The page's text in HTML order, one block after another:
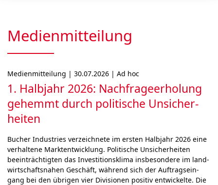
Medienmitteilung
Medienmitteilung | 30.07.2026 | Ad hoc
1. Halbjahr 2026: Nach­frage­erholung
gehemmt durch poli­ti­sche Unsicher­
heiten
Bucher Industries ver­zeich­ne­te im ers­ten Halb­jahr 2026 eine
ver­hal­tene Marktent­wick­lung. Politische Unsi­cher­hei­ten
beein­träch­tigten das Inves­titions­klima ins­be­son­de­re im land­
wirt­schafts­nahen Geschäft, wäh­rend sich der Auf­trags­ein­
gang bei den übrigen vier Di­vi­sio­nen posi­tiv ent­wick­el­te. Die